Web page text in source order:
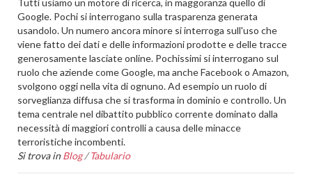
Tutti usiamo un motore di ricerca, in maggoranza quello di
Google. Pochi si interrogano sulla trasparenza generata
usandolo. Un numero ancora minore si interroga sull'uso che
viene fatto dei dati e delle informazioni prodotte e delle tracce
generosamente lasciate online. Pochissimi si interrogano sul
ruolo che aziende come Google, ma anche Facebook o Amazon,
svolgono oggi nella vita di ognuno. Ad esempio un ruolo di
sorveglianza diffusa che si trasforma in dominio e controllo. Un
tema centrale nel dibattito pubblico corrente dominato dalla
necessità di maggiori controlli a causa delle minacce
terroristiche incombenti.
Si trova in Blog /Tabulario